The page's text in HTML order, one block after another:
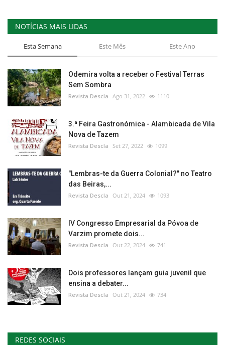
NOTÍCIAS MAIS LIDAS
Esta Semana Este Mês Este Ano
Odemira volta a receber o Festival Terras
Sem Sombra
Revista Descla Ago 31, 2022 1110
3.ª Feira Gastronómica - Alambicada de Vila
Nova de Tazem
Revista Descla Set 27, 2022 1099
"Lembras-te da Guerra Colonial?" no Teatro
das Beiras,...
Revista Descla Out 21, 2024 1093
IV Congresso Empresarial da Póvoa de
Varzim promete dois...
Revista Descla Out 22, 2024 741
Dois professores lançam guia juvenil que
ensina a debater...
Revista Descla Out 21, 2024 734
REDES SOCIAIS